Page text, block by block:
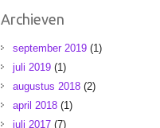
Archieven
september 2019 (1)
juli 2019 (1)
augustus 2018 (2)
april 2018 (1)
juli 2017 (7)